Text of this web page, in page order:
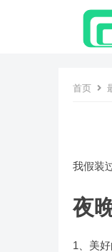
首页
我假装
夜
1、美